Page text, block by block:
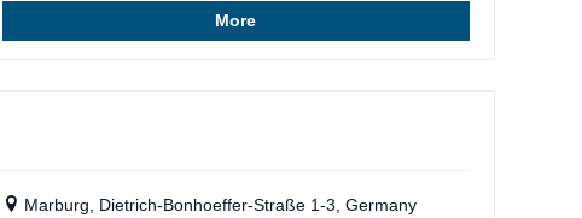
More
Marburg, Dietrich-Bonhoeffer-Straße 1-3, Germany